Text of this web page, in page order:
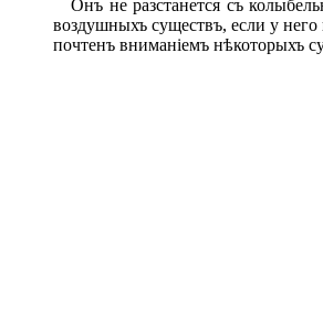
Онъ не разстанется съ
воздушныхъ существъ, если у него
почтенъ вниманіемъ нѣкоторыхъ